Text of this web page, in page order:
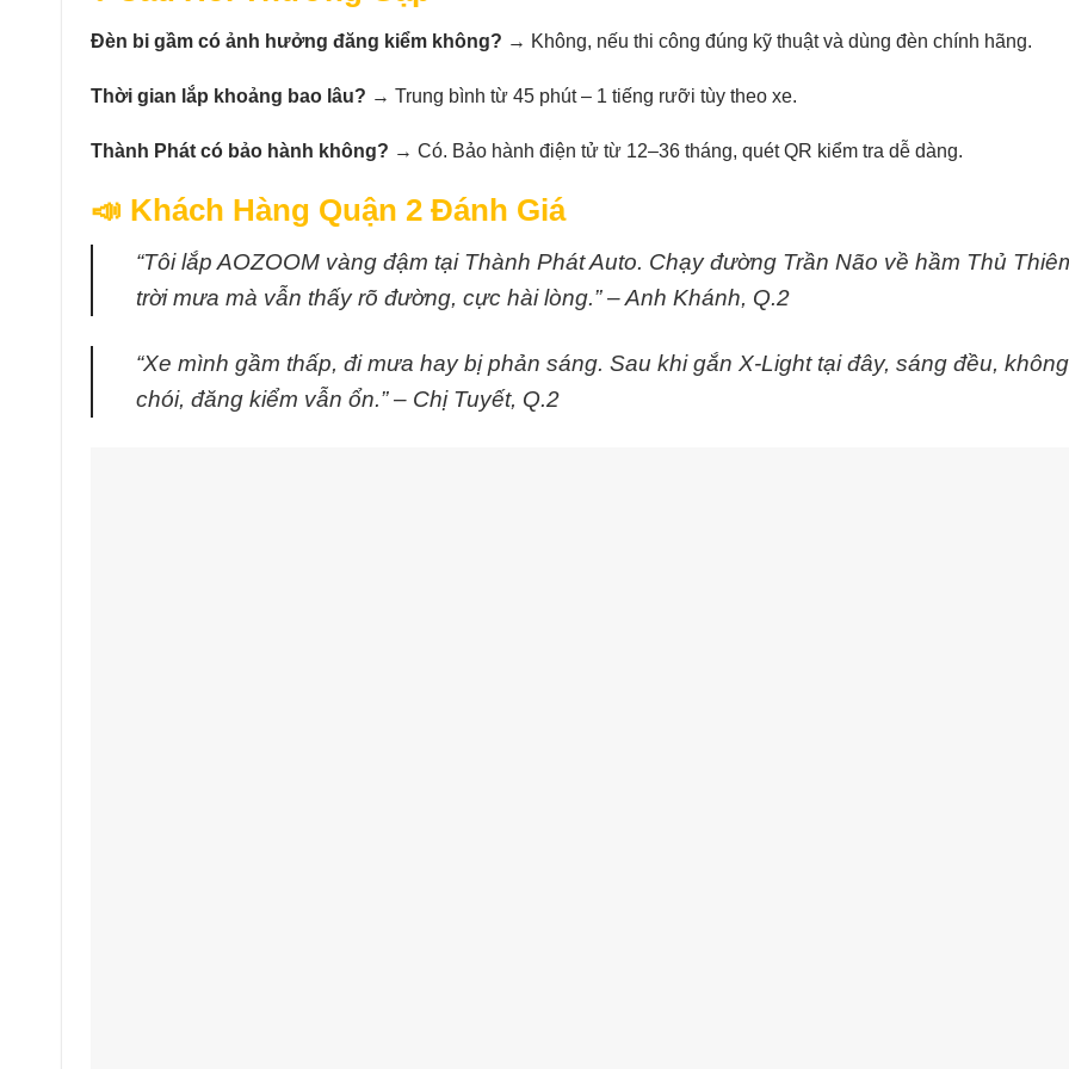
Đèn bi gầm có ảnh hưởng đăng kiểm không? → Không, nếu thi công đúng kỹ thuật và dùng đèn chính hãng.
Thời gian lắp khoảng bao lâu? → Trung bình từ 45 phút – 1 tiếng rưỡi tùy theo xe.
Thành Phát có bảo hành không? → Có. Bảo hành điện tử từ 12–36 tháng, quét QR kiểm tra dễ dàng.
📣 Khách Hàng Quận 2 Đánh Giá
“Tôi lắp AOZOOM vàng đậm tại Thành Phát Auto. Chạy đường Trần Não về hầm Thủ
trời mưa mà vẫn thấy rõ đường, cực hài lòng.” – Anh Khánh, Q.2
“Xe mình gầm thấp, đi mưa hay bị phản sáng. Sau khi gắn X-Light tại đây, sáng đều, không
chói, đăng kiểm vẫn ổn.” – Chị Tuyết, Q.2